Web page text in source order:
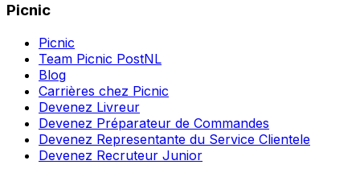
Picnic
Picnic
Team Picnic PostNL
Blog
Carrières chez Picnic
Devenez Livreur
Devenez Préparateur de Commandes
Devenez Representante du Service Clientele
Devenez Recruteur Junior